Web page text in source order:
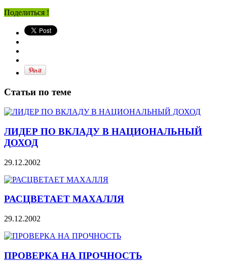
Поделиться !
Статьи по теме
ЛИДЕР ПО ВКЛАДУ В НАЦИОНАЛЬНЫЙ
ДОХОД
29.12.2002
РАСЦВЕТАЕТ МАХАЛЛЯ
29.12.2002
ПРОВЕРКА НА ПРОЧНОСТЬ